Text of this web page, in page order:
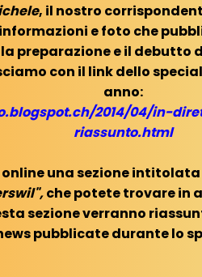
, il nostro
e foto che
preparazione e il debutto
con il link dello
anno:
2014/04/in-
riassunto.html
online una sezione intitolata
che potete trovare in
sezione verranno
pubblicate durante lo